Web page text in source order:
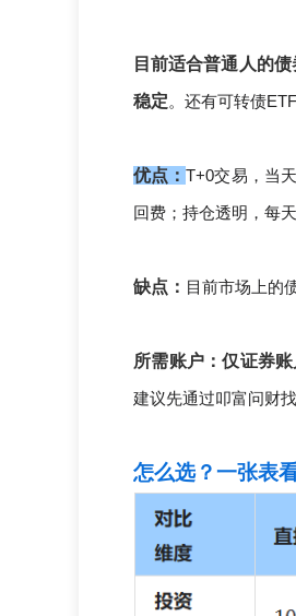
目前适合普通人的
稳定。还有可转债
优点：T+0交易，当
回费；持仓透明，每
缺点： 目前市场上的
所需账户：仅证券账
建议先通过叩富问财
怎么选？一张表